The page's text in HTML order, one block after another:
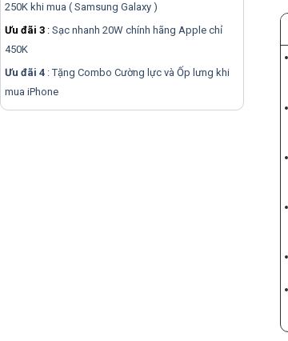
250K khi mua ( Samsung Galaxy )
Ưu đãi 3: Sạc nhanh 20W chính hãng Apple chỉ
450K
Ưu đãi 4: Tặng Combo Cường lực và Ốp lưng khi
mua iPhone